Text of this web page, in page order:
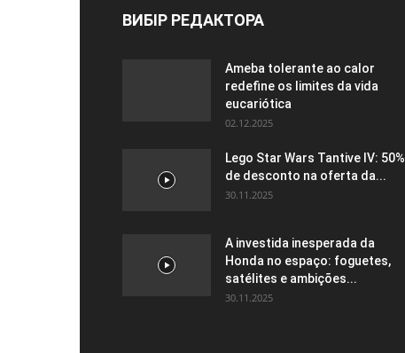
ВИБІР РЕДАКТОРА
Ameba tolerante ao calor
redefine os limites da vida
eucariótica
02.12.2025
Lego Star Wars Tantive IV: 50%
de desconto na oferta da...
30.11.2025
A investida inesperada da
Honda no espaço: foguetes,
satélites e ambições...
30.11.2025